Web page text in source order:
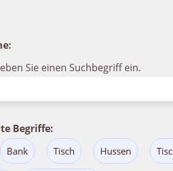
Sie einen Suchbegriff ein.
Begriffe:
Bank Tisch Hussen